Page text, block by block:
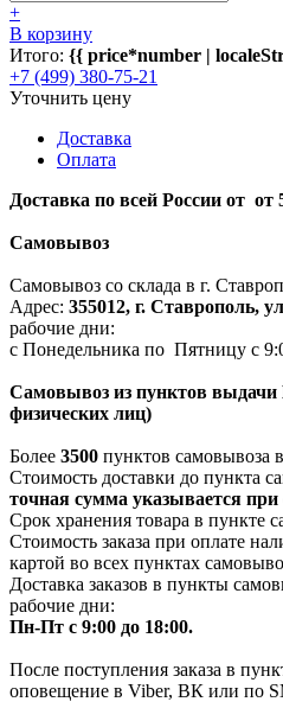
+
В корзину
Итого: {{ price*number |
+7 (499) 380-75-21
Уточнить цену
Доставка
Оплата
Доставка по всей России от
Самовывоз
Самовывоз со склада в г.
Адрес: 355012, г. Ставрополь,
рабочие дни:
с Понедельника по Пятницу с
Самовывоз из пунктов выдачи
физических лиц)
Более 3500 пунктов самовывоза в
Стоимость доставки до пункта
точная сумма указывается
Срок хранения товара в пункте
Стоимость заказа при оплате
картой во всех пунктах
Доставка заказов в пункты
рабочие дни:
Пн-Пт с 9:00 до 18:00.
После поступления заказа в
оповещение в Viber, ВК или по